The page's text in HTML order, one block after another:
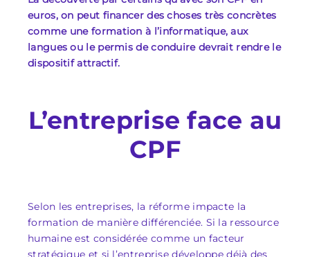
euros, on peut financer des choses très concrètes
comme une formation à l’informatique, aux
langues ou le permis de conduire devrait rendre le
dispositif attractif.
L’entreprise face au
CPF
Selon les entreprises, la réforme impacte la
formation de manière différenciée. Si la ressource
humaine est considérée comme un facteur
stratégique et si l’entreprise développe déjà des